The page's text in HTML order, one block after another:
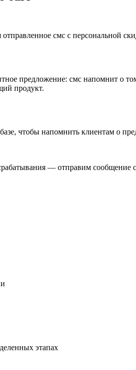
смс с персональной
предложение: смс напомнит о
продукт.
чтобы напомнить клиентам о
— отправим
этапах